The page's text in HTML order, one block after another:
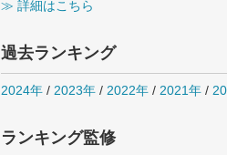
≫ 詳細はこちら
過去ランキング
2024年 / 2023年 / 2022年 / 2021年 /
ランキング監修